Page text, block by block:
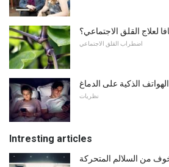
لعلاج القلق الاجتماعي؟
اضطراب القلق الاجتماعي
الهواتف الذكية على الدماغ
نظريات
Intresting articles